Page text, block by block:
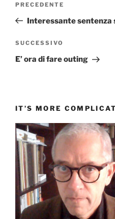
Articolo
precedente:
PRECEDENTE
Interessante sentenza
Articolo
successivo
SUCCESSIVO
E’ ora di fare outing
IT’S MORE